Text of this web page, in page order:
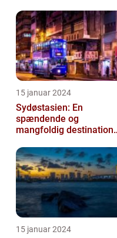
og ev...
15 januar 2024
Sydøstasien: En
spændende og
mangfoldig destination
rejsende
15 januar 2024